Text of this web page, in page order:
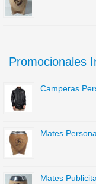
Promocionales
Camperas
Mates
Mates